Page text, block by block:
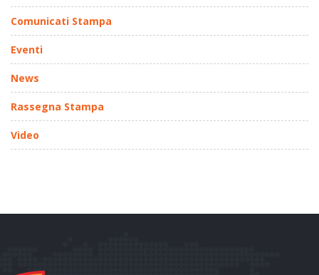
Comunicati Stampa
Eventi
News
Rassegna Stampa
Video